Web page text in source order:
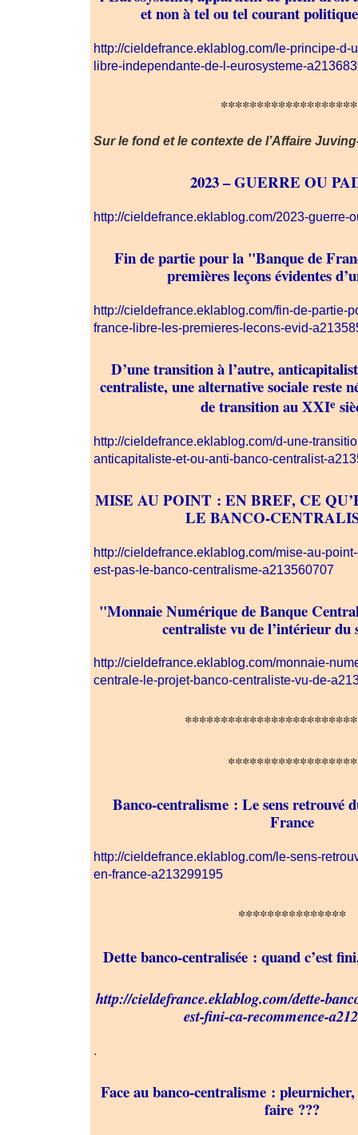
et non à tel ou tel courant
http://cieldefrance.eklablog.com/le-principe-d-
libre-independante-de-l-eurosysteme-
Sur le fond et le contexte de l’Affaire
2023 – GUERRE OU
http://cieldefrance.eklablog.com/2023-guerre-
Fin de partie pour la "Banque de
premières leçons évidentes
http://cieldefrance.eklablog.com/fin-de-partie-
france-libre-les-premieres-lecons-evid-
D’une transition à l’autre,
centraliste, une alternative sociale reste
de transition au XXIe
http://cieldefrance.eklablog.com/d-une-
anticapitaliste-et-ou-anti-banco-centralist-
MISE AU POINT : EN BREF, CE
LE BANCO-
http://cieldefrance.eklablog.com/mise-au-
est-pas-le-banco-centralisme-a213560707
"Monnaie Numérique de Banque
centraliste vu de l’intérieur du
http://cieldefrance.eklablog.com/monnaie-
centrale-le-projet-banco-centraliste-vu-de-
******************
Banco-centralisme : Le sens retrouvé
France
http://cieldefrance.eklablog.com/le-sens-
en-france-a213299195
***************
Dette banco-centralisée : quand c’est
http://cieldefrance.eklablog.com/dette-
est-fini-ca-recommence-
.
Face au banco-centralisme :
faire ???